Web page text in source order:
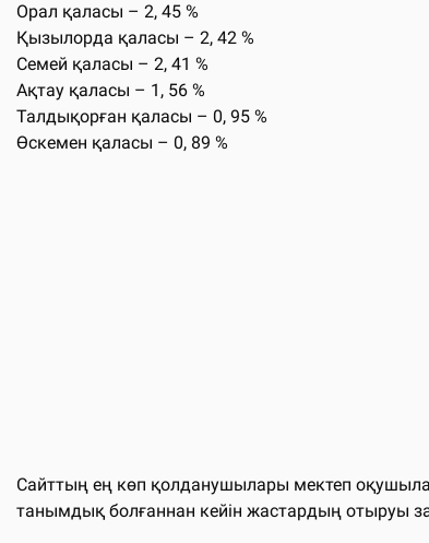
Орал қаласы – 2, 45 %
Қызылорда қаласы – 2, 42 %
Семей қаласы – 2, 41 %
Ақтау қаласы – 1, 56 %
Талдықорған қаласы – 0, 95 %
Өскемен қаласы – 0, 89 %
Сайттың ең көп қолданушылары мектеп
танымдық болғаннан кейін жастардың отыруы